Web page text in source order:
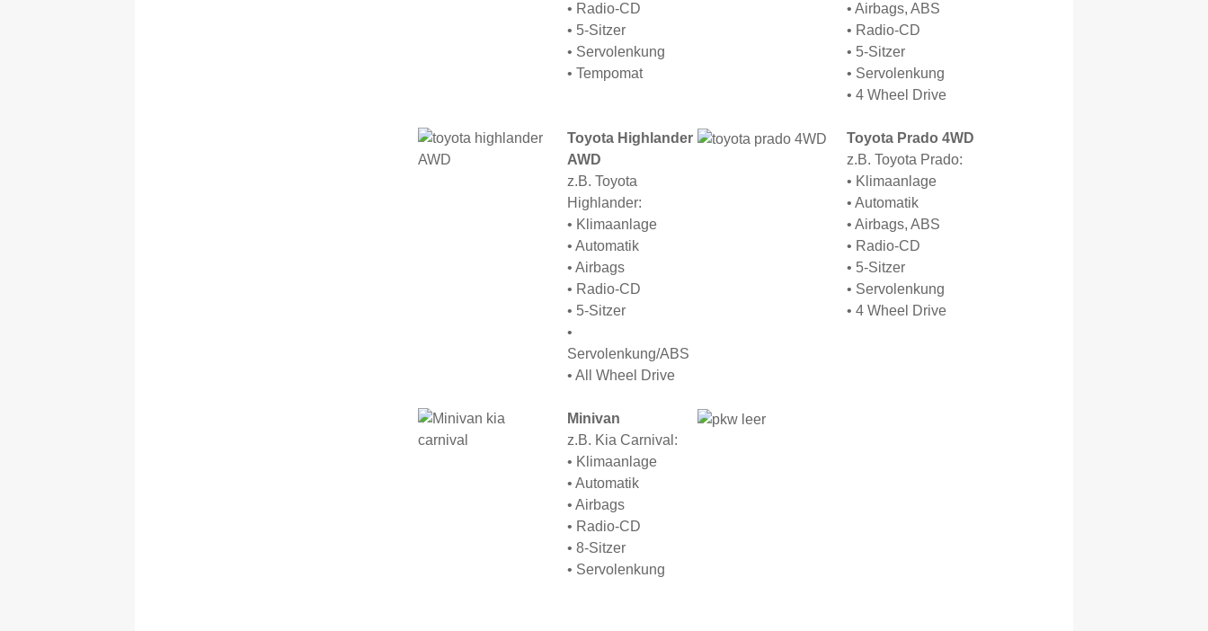
• Radio-CD
• 5-Sitzer
• Servolenkung
• Tempomat
• Airbags, ABS
• Radio-CD
• 5-Sitzer
• Servolenkung
• 4 Wheel Drive
Toyota Highlander
AWD
z.B. Toyota
Highlander:
• Klimaanlage
• Automatik
• Airbags
• Radio-CD
• 5-Sitzer
•
Servolenkung/ABS
• All Wheel Drive
Toyota Prado 4WD
z.B. Toyota Prado:
• Klimaanlage
• Automatik
• Airbags, ABS
• Radio-CD
• 5-Sitzer
• Servolenkung
• 4 Wheel Drive
Minivan
z.B. Kia Carnival:
• Klimaanlage
• Automatik
• Airbags
• Radio-CD
• 8-Sitzer
• Servolenkung